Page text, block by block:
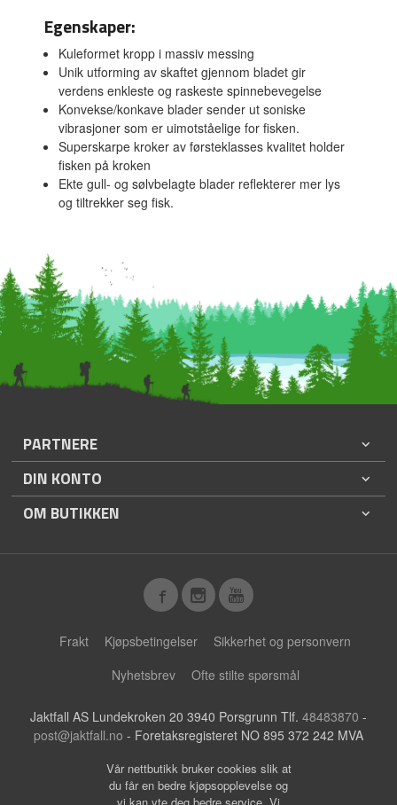
Egenskaper:
Kuleformet kropp i massiv messing
Unik utforming av skaftet gjennom bladet gir
verdens enkleste og raskeste spinnebevegelse
Konvekse/konkave blader sender ut soniske
vibrasjoner som er uimotståelige for fisken.
Superskarpe kroker av førsteklasses kvalitet holder
fisken på kroken
Ekte gull- og sølvbelagte blader reflekterer mer lys
og tiltrekker seg fisk.
PARTNERE
DIN KONTO
OM BUTIKKEN
Frakt Kjøpsbetingelser
Sikkerhet og personvern
Nyhetsbrev
Ofte stilte spørsmål
Jaktfall AS Lundekroken 20 3940 Porsgrunn Tlf. 48483870 -
post@jaktfall.no - Foretaksregisteret NO 895 372 242 MVA
Vår nettbutikk bruker cookies slik at
du får en bedre kjøpsopplevelse og